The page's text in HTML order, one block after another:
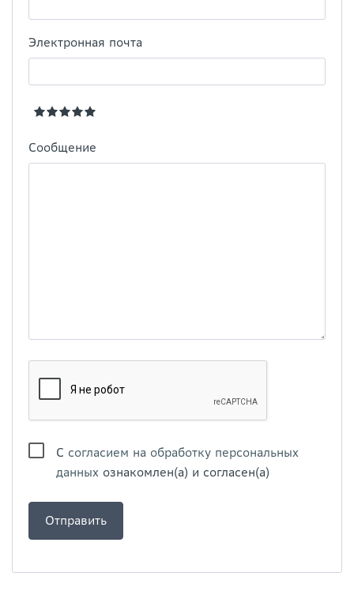
Электронная почта
Сообщение
С согласием на обработку персональных
данных ознакомлен(а) и согласен(а)